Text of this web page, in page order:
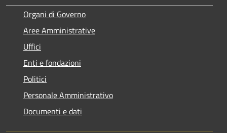
Organi di Governo
Aree Amministrative
Uffici
Enti e fondazioni
Politici
Personale Amministrativo
Documenti e dati